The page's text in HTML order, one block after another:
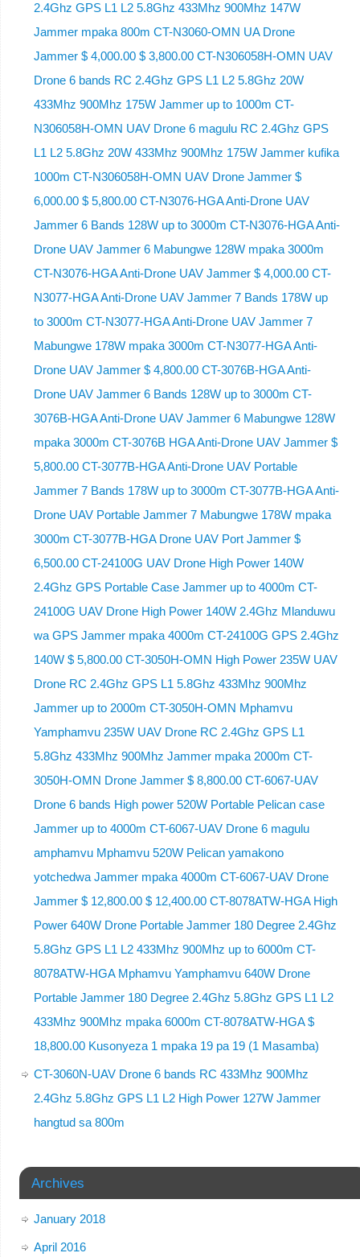
2.4Ghz GPS L1 L2 5.8Ghz 433Mhz 900Mhz 147W
Jammer mpaka 800m CT-N3060-OMN UA Drone
Jammer $ 4,000.00 $ 3,800.00 CT-N306058H-OMN UAV
Drone 6 bands RC 2.4Ghz GPS L1 L2 5.8Ghz 20W
433Mhz 900Mhz 175W Jammer up to 1000m CT-
N306058H-OMN UAV Drone 6 magulu RC 2.4Ghz GPS
L1 L2 5.8Ghz 20W 433Mhz 900Mhz 175W Jammer kufika
1000m CT-N306058H-OMN UAV Drone Jammer $
6,000.00 $ 5,800.00 CT-N3076-HGA Anti-Drone UAV
Jammer 6 Bands 128W up to 3000m CT-N3076-HGA ​​Anti-
Drone UAV Jammer 6 Mabungwe 128W mpaka 3000m
CT-N3076-HGA ​​Anti-Drone UAV Jammer $ 4,000.00 CT-
N3077-HGA Anti-Drone UAV Jammer 7 Bands 178W up
to 3000m CT-N3077-HGA Anti-Drone UAV Jammer 7
Mabungwe 178W mpaka 3000m CT-N3077-HGA Anti-
Drone UAV Jammer $ 4,800.00 CT-3076B-HGA Anti-
Drone UAV Jammer 6 Bands 128W up to 3000m CT-
3076B-HGA Anti-Drone UAV Jammer 6 Mabungwe 128W
mpaka 3000m CT-3076B HGA Anti-Drone UAV Jammer $
5,800.00 CT-3077B-HGA Anti-Drone UAV Portable
Jammer 7 Bands 178W up to 3000m CT-3077B-HGA Anti-
Drone UAV Portable Jammer 7 Mabungwe 178W mpaka
3000m CT-3077B-HGA Drone UAV Port Jammer $
6,500.00 CT-24100G UAV Drone High Power 140W
2.4Ghz GPS Portable Case Jammer up to 4000m CT-
24100G UAV Drone High Power 140W 2.4Ghz Mlanduwu
wa GPS Jammer mpaka 4000m CT-24100G GPS 2.4Ghz
140W $ 5,800.00 CT-3050H-OMN High Power 235W UAV
Drone RC 2.4Ghz GPS L1 5.8Ghz 433Mhz 900Mhz
Jammer up to 2000m CT-3050H-OMN Mphamvu
Yamphamvu 235W UAV Drone RC 2.4Ghz GPS L1
5.8Ghz 433Mhz 900Mhz Jammer mpaka 2000m CT-
3050H-OMN Drone Jammer $ 8,800.00 CT-6067-UAV
Drone 6 bands High power 520W Portable Pelican case
Jammer up to 4000m CT-6067-UAV Drone 6 magulu
amphamvu Mphamvu 520W Pelican yamakono
yotchedwa Jammer mpaka 4000m CT-6067-UAV Drone
Jammer $ 12,800.00 $ 12,400.00 CT-8078ATW-HGA High
Power 640W Drone Portable Jammer 180 Degree 2.4Ghz
5.8Ghz GPS L1 L2 433Mhz 900Mhz up to 6000m CT-
8078ATW-HGA Mphamvu Yamphamvu 640W Drone
Portable Jammer 180 Degree 2.4Ghz 5.8Ghz GPS L1 L2
433Mhz 900Mhz mpaka 6000m CT-8078ATW-HGA $
18,800.00 Kusonyeza 1 mpaka 19 pa 19 (1 Masamba)
CT-3060N-UAV Drone 6 bands RC 433Mhz 900Mhz
2.4Ghz 5.8Ghz GPS L1 L2 High Power 127W Jammer
hangtud sa 800m
Archives
January 2018
April 2016